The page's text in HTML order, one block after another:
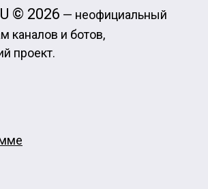
© 2026 — неофициальный
каналов и ботов,
проект.